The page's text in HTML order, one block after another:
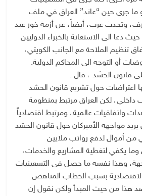
ما جرى حين “عاند” العراق في ملف
وتحدث عرب، أيضاً، عن أزمة خور عبد
دعا الى الاستعانة بالخبراء الدوليين
تنظيم الملاحة مع الجانب الكويتي،
أو التوجه الى المحاكم الدولية.
الحشد ، قال :
اعتراضات حول تشريع قانون الحشد
داخلي، لكن العراق مرتبط بمنظومة
واتفاقيات عالمية، ومرتبط اقتصادياً
يريد مواجهة الأميركان حول قانون الحشد
من أموال لدفع رواتب ملايين
يكفي لتغطية المشاريع والخدمات،
وهذا نفسه ما حصل في التسعينيات
بسبب الخطاب المناهض
هذا من حيث المبدأ ولكن نقول إن